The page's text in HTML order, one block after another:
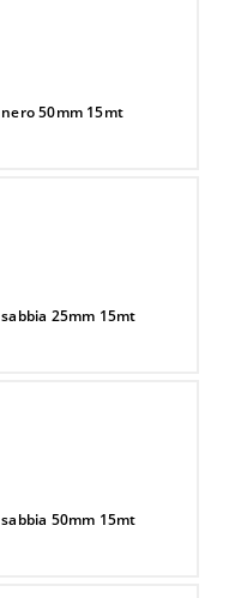
50mm 15mt
25mm 15mt
50mm 15mt